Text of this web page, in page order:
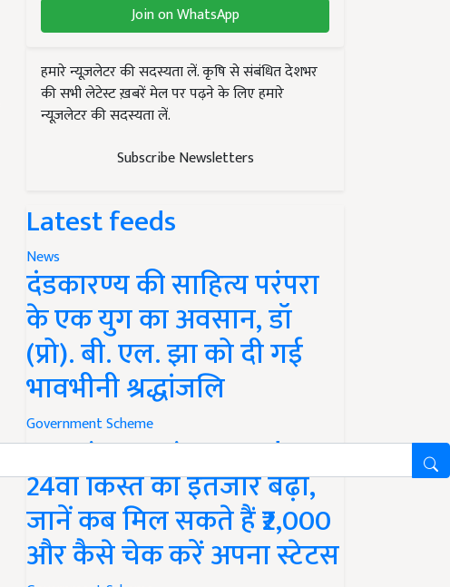
Join on WhatsApp
हमारे न्यूज़लेटर की सदस्यता लें. कृषि से संबंधित देशभर
की सभी लेटेस्ट ख़बरें मेल पर पढ़ने के लिए हमारे
न्यूज़लेटर की सदस्यता लें.
Subscribe Newsletters
Latest feeds
News
दंडकारण्य की साहित्य परंपरा
के एक युग का अवसान, डॉ
(प्रो). बी. एल. झा को दी गई
भावभीनी श्रद्धांजलि
Government Scheme
PM Kisan Yojana Update:
24वीं किस्त का इंतजार बढ़ा,
जानें कब मिल सकते हैं ₹2,000
और कैसे चेक करें अपना स्टेटस